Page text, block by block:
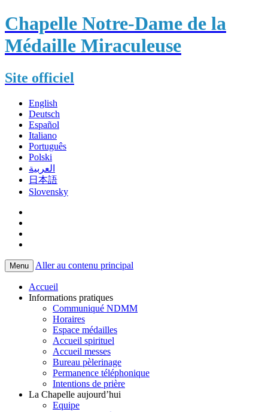
Chapelle Notre-Dame de la
Médaille Miraculeuse
Site officiel
English
Deutsch
Español
Italiano
Português
Polski
العربية
日本語
Slovensky
Menu Aller au contenu principal
Accueil
Informations pratiques
Communiqué NDMM
Horaires
Espace médailles
Accueil spirituel
Accueil messes
Bureau pèlerinage
Permanence téléphonique
Intentions de prière
La Chapelle aujourd’hui
Equipe